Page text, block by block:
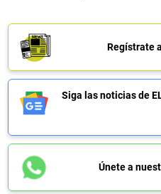
Regístrate
Siga las noticias de
Únete a